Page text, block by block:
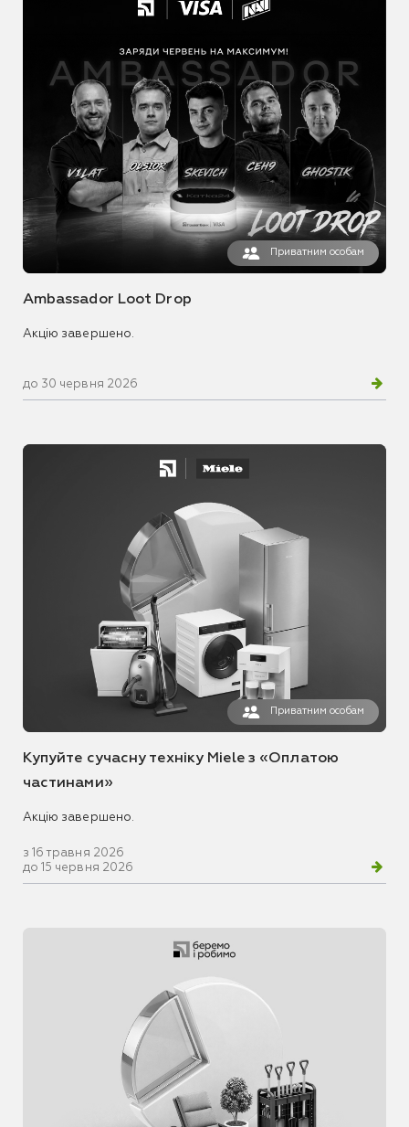
Приватним особам
Ambassador Loot Drop
Акцію завершено.
до 30 червня 2026
Приватним особам
Купуйте сучасну техніку Miele з «Оплатою
частинами»
Акцію завершено.
з 16 травня 2026
до 15 червня 2026